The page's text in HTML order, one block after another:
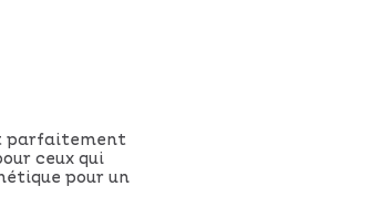
parfaitement
ceux qui
pour un